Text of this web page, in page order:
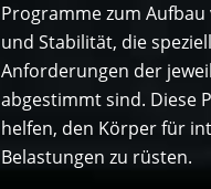
Programme zum
und Stabilität, die
Anforderungen der
abgestimmt sind. Diese
helfen, den Körper für
Belastungen zu rüsten.